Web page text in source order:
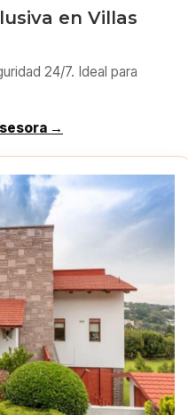
en Villas
24/7. Ideal para
→